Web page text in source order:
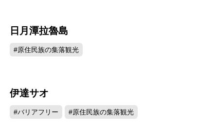
日月潭拉魯島
#原住民族の集落観光
伊達サオ
#バリアフリー #原住民族の集落観光